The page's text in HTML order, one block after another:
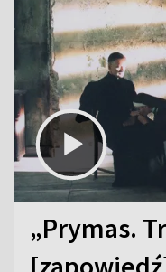
„Prymas.